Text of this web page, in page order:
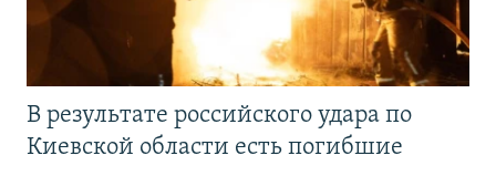
В результате российского удара по
Киевской области есть погибшие